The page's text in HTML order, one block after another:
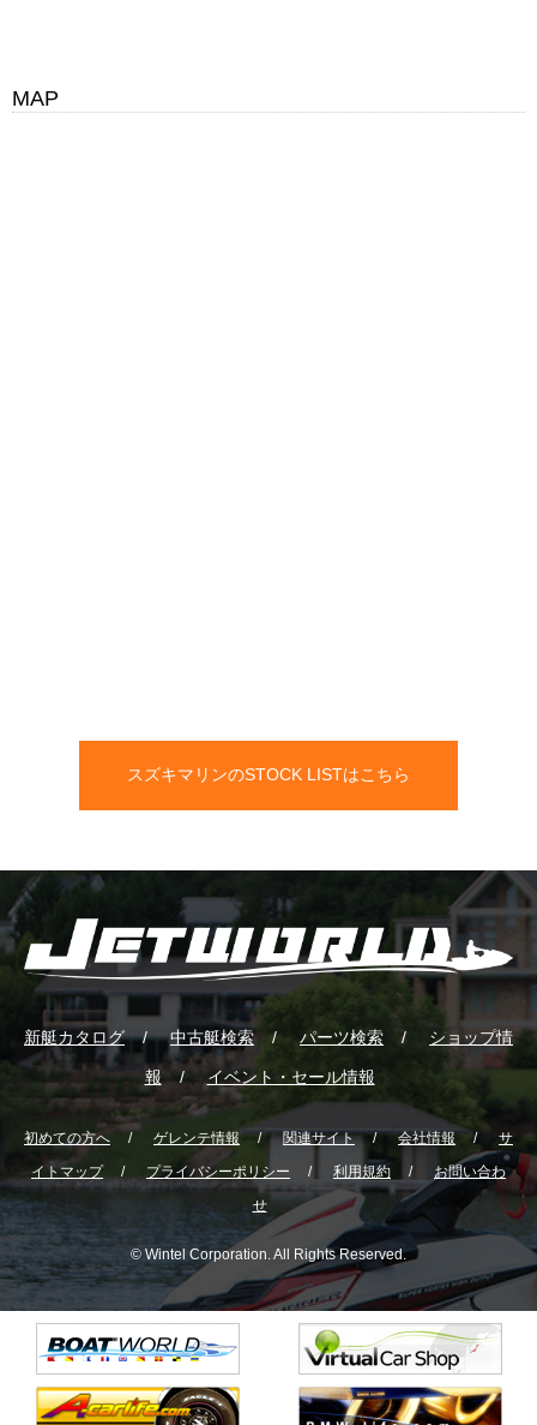
MAP
スズキマリンのSTOCK LISTはこちら
新艇カタログ 中古艇検索 パーツ検索 ショップ情
報 イベント・セール情報
初めての方へ ゲレンテ情報 関連サイト 会社情報
サ
イトマップ
プライバシーポリシー 利用規約
お問い合わ
せ
© Wintel Corporation. All Rights Reserved.